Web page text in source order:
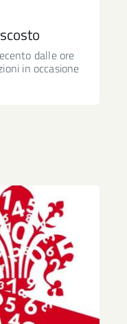
dalle ore
in occasione